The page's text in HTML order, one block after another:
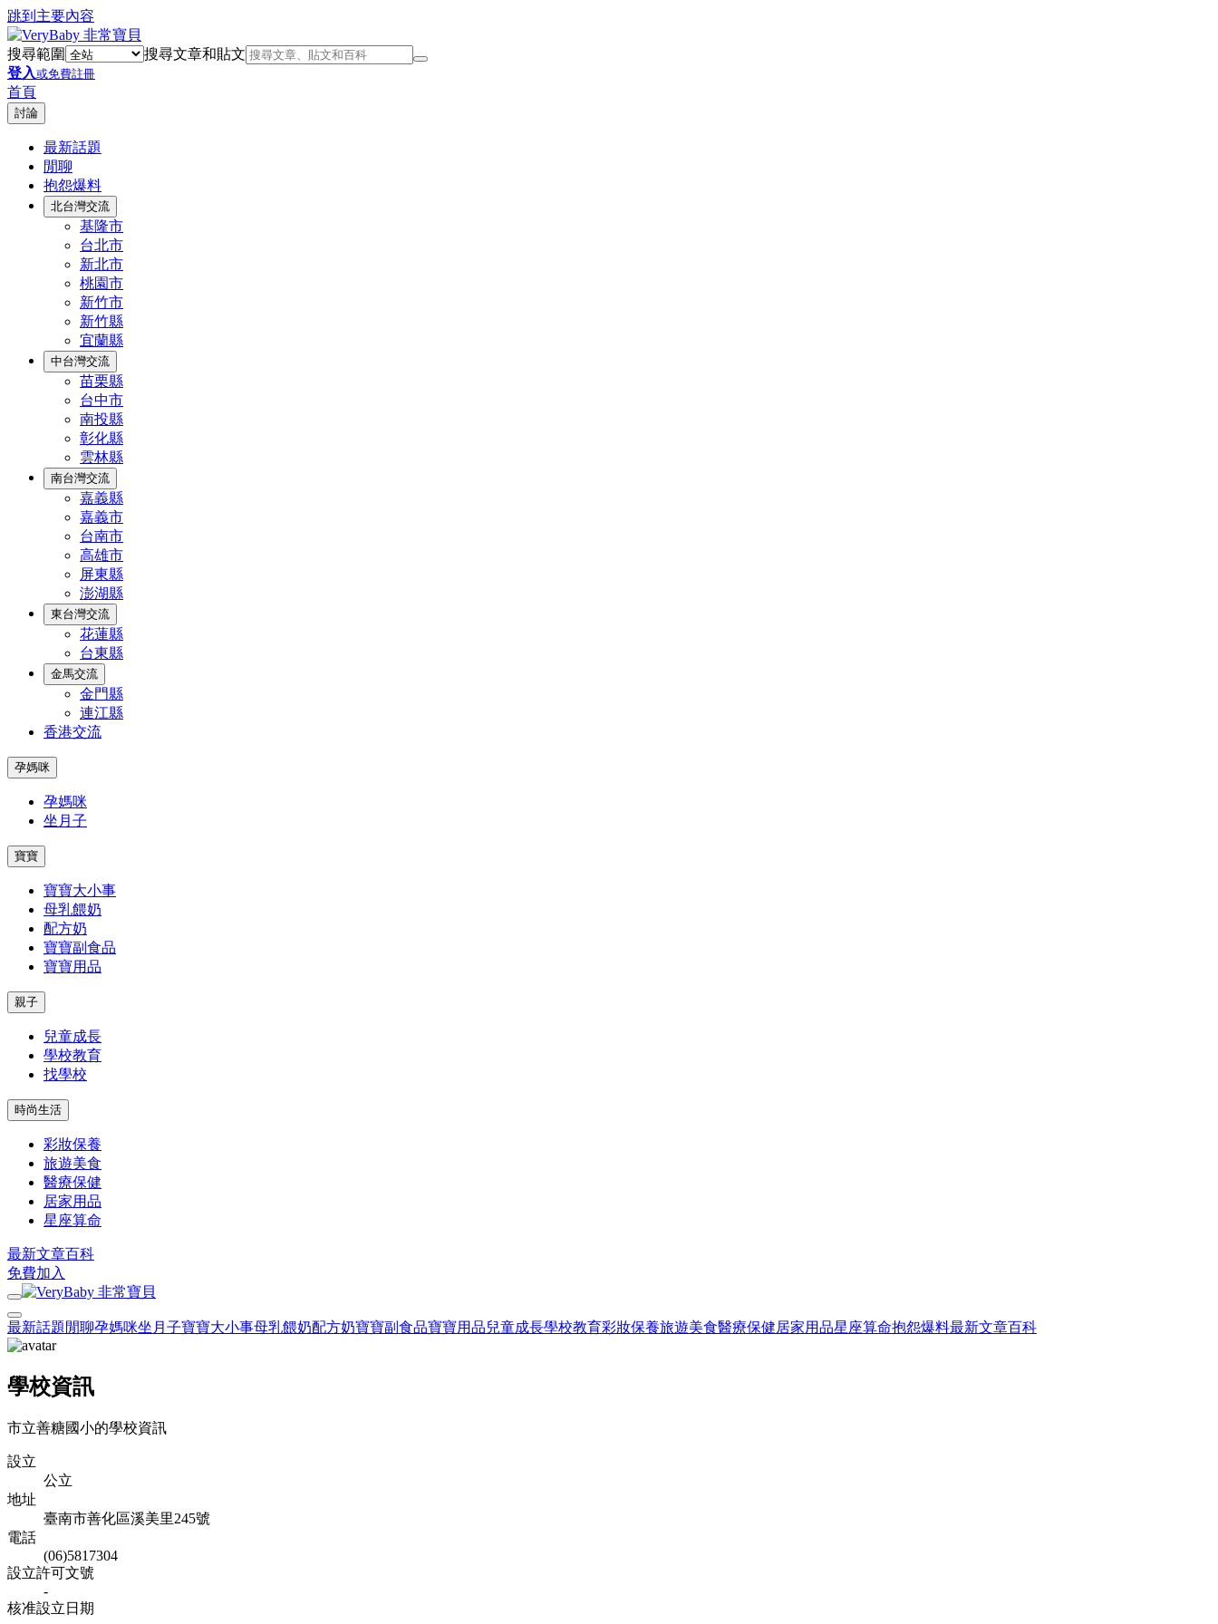
跳到主要內容
搜尋範圍
搜尋文章和貼文
登入或免費註冊
首頁
討論
最新話題
閒聊
抱怨爆料
北台灣交流
基隆市
台北市
新北市
桃園市
新竹市
新竹縣
宜蘭縣
中台灣交流
苗栗縣
台中市
南投縣
彰化縣
雲林縣
南台灣交流
嘉義縣
嘉義市
台南市
高雄市
屏東縣
澎湖縣
東台灣交流
花蓮縣
台東縣
金馬交流
金門縣
連江縣
香港交流
孕媽咪
孕媽咪
坐月子
寶寶
寶寶大小事
母乳餵奶
配方奶
寶寶副食品
寶寶用品
親子
兒童成長
學校教育
找學校
時尚生活
彩妝保養
旅遊美食
醫療保健
居家用品
星座算命
最新文章百科
免費加入
最新話題 閒聊孕媽咪坐月子寶寶大小事母乳餵奶配方奶寶寶副食品寶寶用品兒童成長學校教育彩妝保養旅遊美食醫療保健居家用品星座算命抱怨爆料最新文章百科
學校資訊
市立善糖國小的學校資訊
設立
公立
地址
臺南市善化區溪美里245號
電話
(06)5817304
設立許可文號
-
核准設立日期